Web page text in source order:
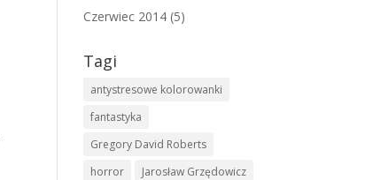
Czerwiec 2014 (5)
Tagi
antystresowe kolorowanki
fantastyka
Gregory David Roberts
horror
Jarosław Grzędowicz